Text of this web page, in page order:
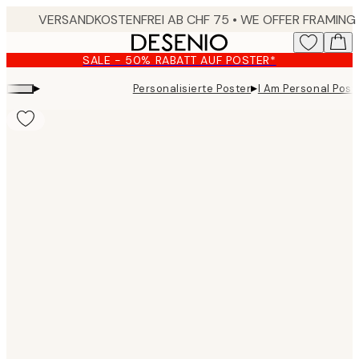
content.
SALE - 50% RABATT AUF POSTER*
▸ Personalisierte Poster▸I Am Personal